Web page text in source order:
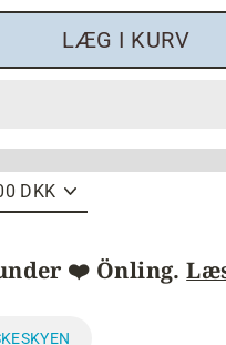
LÆG I KURV
❤️ Önling.